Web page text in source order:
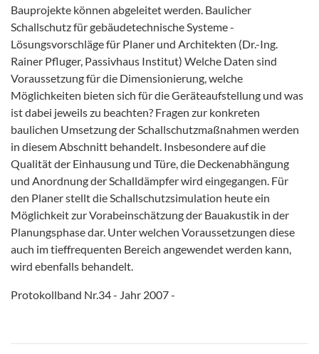
Bauprojekte können abgeleitet werden. Baulicher
Schallschutz für gebäudetechnische Systeme -
Lösungsvorschläge für Planer und Architekten (Dr.-Ing.
Rainer Pfluger, Passivhaus Institut) Welche Daten sind
Voraussetzung für die Dimensionierung, welche
Möglichkeiten bieten sich für die Geräteaufstellung und was
ist dabei jeweils zu beachten? Fragen zur konkreten
baulichen Umsetzung der Schallschutzmaßnahmen werden
in diesem Abschnitt behandelt. Insbesondere auf die
Qualität der Einhausung und Türe, die Deckenabhängung
und Anordnung der Schalldämpfer wird eingegangen. Für
den Planer stellt die Schallschutzsimulation heute ein
Möglichkeit zur Vorabeinschätzung der Bauakustik in der
Planungsphase dar. Unter welchen Voraussetzungen diese
auch im tieffrequenten Bereich angewendet werden kann,
wird ebenfalls behandelt.
Protokollband Nr.34 - Jahr 2007 -